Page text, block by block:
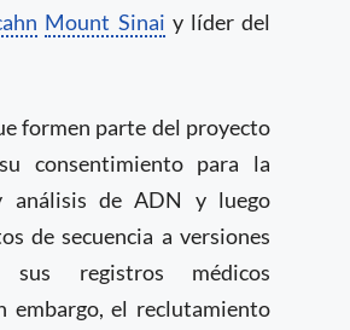
Mount Sinai y líder del
formen parte del proyecto
consentimiento para la
análisis de ADN y luego
de secuencia a versiones
sus registros médicos
embargo, el reclutamiento